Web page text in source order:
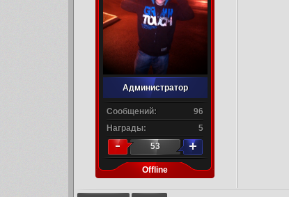
Администратор
Сообщений:
96
Награды:
5
53
Offline